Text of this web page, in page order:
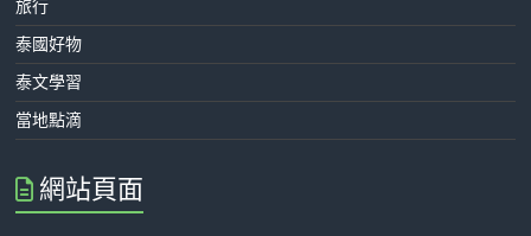
旅行
泰國好物
泰文學習
當地點滴
網站頁面